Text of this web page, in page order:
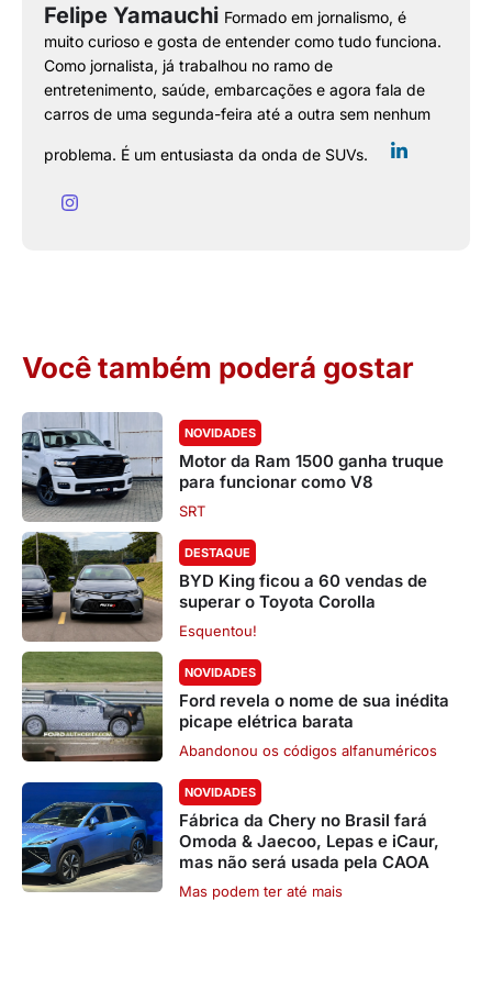
Felipe Yamauchi Formado em jornalismo, é
muito curioso e gosta de entender como tudo funciona.
Como jornalista, já trabalhou no ramo de
entretenimento, saúde, embarcações e agora fala de
carros de uma segunda-feira até a outra sem nenhum
problema. É um entusiasta da onda de SUVs.
Você também poderá gostar
NOVIDADES
Motor da Ram 1500 ganha truque
para funcionar como V8
SRT
DESTAQUE
BYD King ficou a 60 vendas de
superar o Toyota Corolla
Esquentou!
NOVIDADES
Ford revela o nome de sua inédita
picape elétrica barata
Abandonou os códigos alfanuméricos
NOVIDADES
Fábrica da Chery no Brasil fará
Omoda & Jaecoo, Lepas e iCaur,
mas não será usada pela CAOA
Mas podem ter até mais